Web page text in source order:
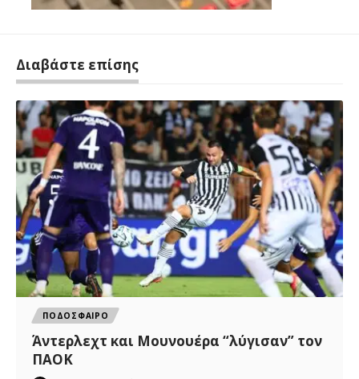
Διαβάστε επίσης
ΠΟΔΟΣΦΑΙΡΟ
Άντερλεχτ και Μουνουέρα “λύγισαν” τον
ΠΑΟΚ